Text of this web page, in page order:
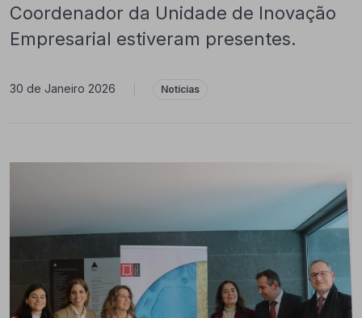
Coordenador da Unidade de Inovação
Empresarial estiveram presentes.
30 de Janeiro 2026 Notícias